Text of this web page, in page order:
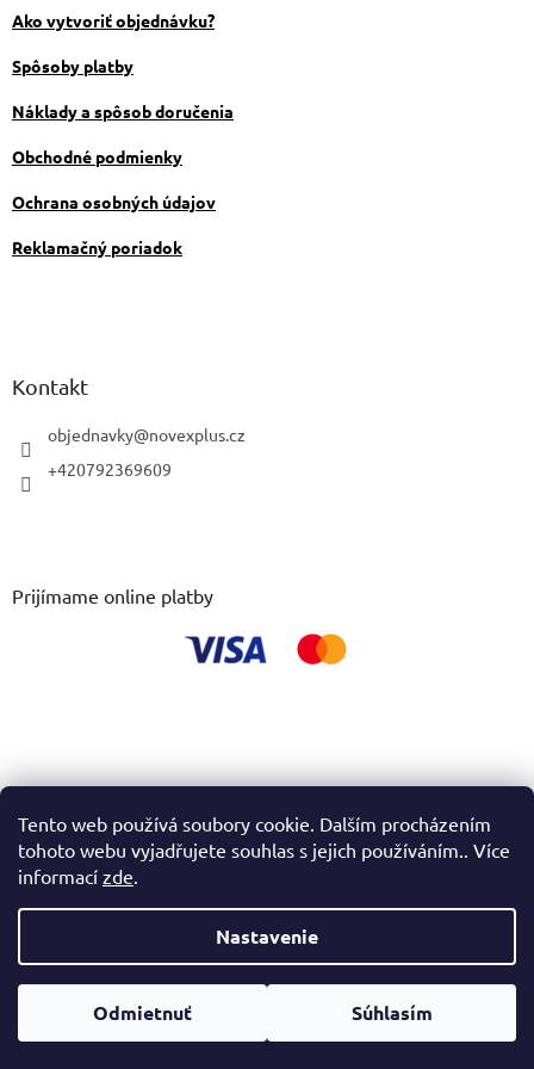
Tento web používá soubory cookie. Dalším procházením
tohoto webu vyjadřujete souhlas s jejich používáním.. Více
informací zde.
Nastavenie
Odmietnuť Súhlasím
Ako vytvoriť objednávku?
Spôsoby platby
Náklady a spôsob doručenia
Obchodné podmienky
Ochrana osobných údajov
Reklamačný poriadok
Kontakt
objednavky@novexplus.cz
+420792369609
Prijímame online platby
Vytvoril Shoptet
Copyright 2026novexplus.sk . Všetky práva vyhradené.